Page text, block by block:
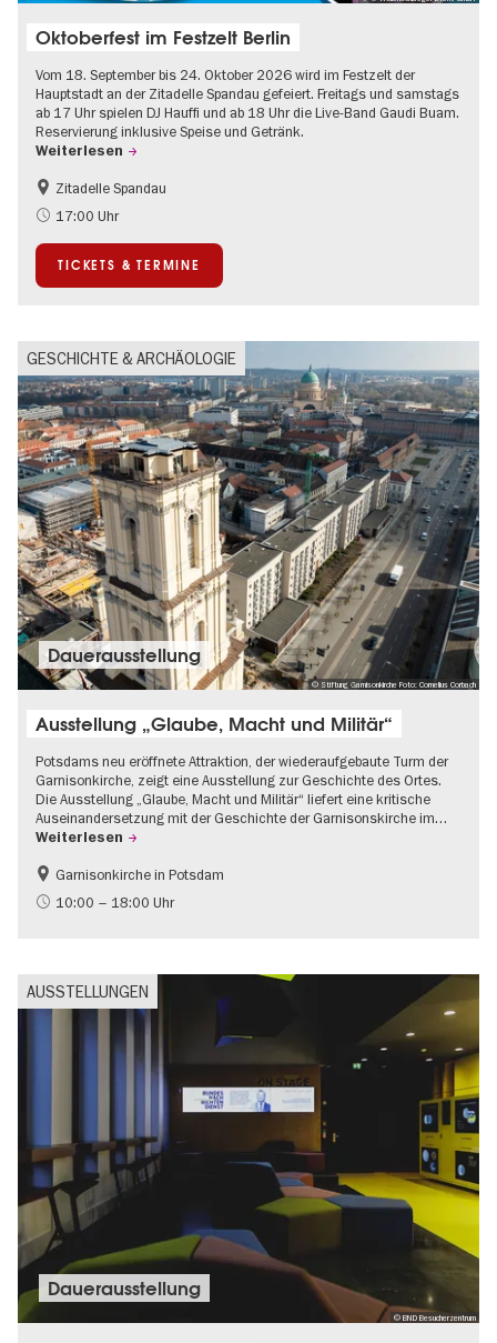
Oktoberfest im Festzelt Berlin
Vom 18. September bis 24. Oktober 2026 wird im Festzelt der
Hauptstadt an der Zitadelle Spandau gefeiert. Freitags und samstags
ab 17 Uhr spielen DJ Hauffi und ab 18 Uhr die Live-Band Gaudi Buam.
Reservierung inklusive Speise und Getränk.
Weiterlesen
Food
Going local Berlin
Zitadelle Spandau
17:00 Uhr
TICKETS & TERMINE
GESCHICHTE & ARCHÄOLOGIE
© Stiftung Garnisonkirche Foto: Cornelius Corbach
Dauer­aus­stel­lung
Ausstellung „Glaube, Macht und Militär“
Potsdams neu eröffnete Attraktion, der wiederaufgebaute Turm der
Garnisonkirche, zeigt eine Ausstellung zur Geschichte des Ortes.
Die Ausstellung „Glaube, Macht und Militär“ liefert eine kritische
Auseinandersetzung mit der Geschichte der Garnisonskirche im…
Weiterlesen
Geschichte
Brandenburg
Garnisonkirche in Potsdam
10:00 – 18:00 Uhr
AUSSTELLUNGEN
© BND Besucherzentrum
Dauer­aus­stel­lung